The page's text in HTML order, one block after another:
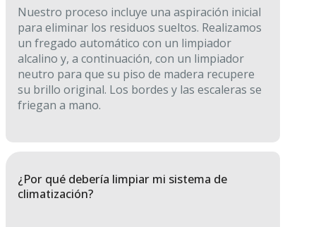
Nuestro proceso incluye una aspiración inicial
para eliminar los residuos sueltos. Realizamos
un fregado automático con un limpiador
alcalino y, a continuación, con un limpiador
neutro para que su piso de madera recupere
su brillo original. Los bordes y las escaleras se
friegan a mano.
¿Por qué debería limpiar mi sistema de
climatización?